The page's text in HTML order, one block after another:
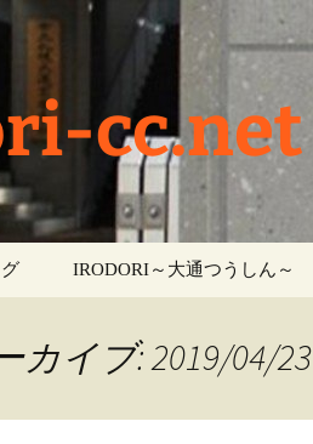
cc.net
生活
IRODORI～大通つうしん～ ‎
カイブ: 2019/04/23